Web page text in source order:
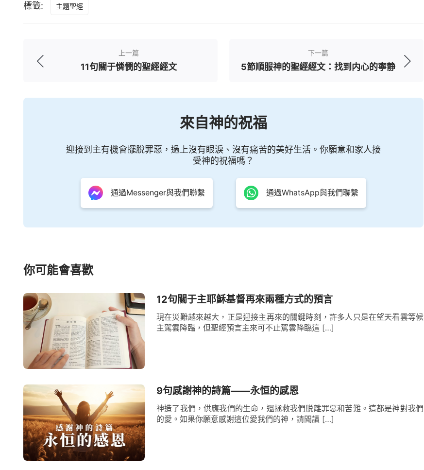
心的和諧和平静，也為他人提供了成長和改變的機會。然而，這種智慧并不容易實踐。有時候
我們可能會覺得很難原諒别人的過錯，特别是當傷害很深時，但主耶穌教導我們當看到對方懊
信心 ，相信神能够加給我們力量和信心，給我們帶來真正的改變。
的關係。讓我們學會在與他人相處時謹慎行事，以愛和寬容的心態面對彼此，讓饒恕成為我們
5．「人有見識就不輕易發怒；寬恕人的過失便是自己的榮耀。」
這節經文告訴我們，寬恕不僅僅是一種美德，更是一種智慧和見識的表現。有見識的人不
輕易發怒，這并不是説有見識的人没有怒氣，而是他能够控制自己的情緒，不被憤怒所控制。
當我們擁有智慧和見識時，我們便會理解别人的行為，能够容忍和包容他們的過錯，從而避免
擾，獲得心靈的平静和解脱。寬恕之光不僅照亮了我們的内心，也照亮了我們與他人之間的關
係，打破了仇恨和衝突的循環，建立起了真正的和諧與理解。
結語：
朋友，通過閲讀以上5句關于饒恕的經文及解釋，讓我們以饒恕之心面對生活中的種種挑
戰，用它來化解仇恨，獲得内心的安寧與滿足。當我行走在饒恕的道路上，我們會發現自己越
願我們在寬恕的光芒中找到真正的幸福，讓每一天都充滿美好與和諧。
如果你還想閲讀更多關于饒恕的經文及解釋，讓饒恕成為你生命中的一部分，請通過網站
底部的在綫聊天窗口與我們聯繫，我們一起分享神話語，在綫交流。
標籤: 主題聖經
上一篇
11句關于憐憫的聖經經文
下一篇
5節順服神的聖經經文：找到内心的寧静
來自神的祝福
迎接到主有機會擺脫罪惡，過上沒有眼淚、沒有痛苦的美好生活。你願意和家人接
受神的祝福嗎？
通過Messenger與我們聯繫 通過WhatsApp與我們聯繫
你可能會喜歡
12句關于主耶穌基督再來兩種方式的預言
現在災難越來越大，正是迎接主再來的關鍵時刻，許多人只是在望天看雲等候
主駕雲降臨，但聖經預言主來可不止駕雲降臨這 […]
9句感謝神的詩篇——永恒的感恩
神造了我們，供應我們的生命，還拯救我們脱離罪惡和苦難。這都是神對我們
的愛。如果你願意感謝這位愛我們的神，請閲讀 […]